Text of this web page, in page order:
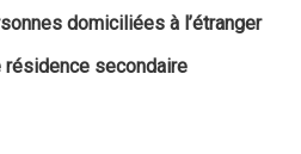
domiciliées à l’étranger
résidence secondaire